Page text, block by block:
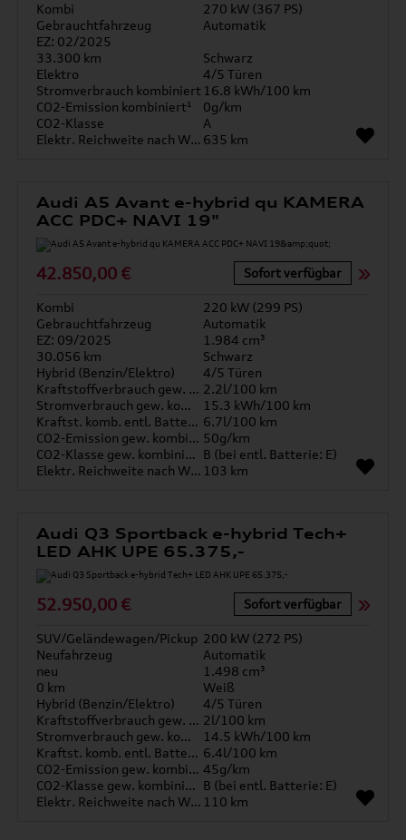
Kombi
270 kW (367 PS)
Gebrauchtfahrzeug
Automatik
EZ: 02/2025
33.300 km
Schwarz
Elektro
4/5 Türen
Stromverbrauch kombiniert 16.8 kWh/100 km
CO2-Emission kombiniert¹
0g/km
CO2-Klasse
A
Elektr. Reichweite nach WLTP* 635 km
Audi A5 Avant e-hybrid qu KAMERA
ACC PDC+ NAVI 19"
42.850,00 € Sofort verfügbar
Kombi
220 kW (299 PS)
Gebrauchtfahrzeug
Automatik
EZ: 09/2025
1.984 cm³
30.056 km
Schwarz
Hybrid (Benzin/Elektro)
4/5 Türen
Kraftstoffverbrauch gew. kombiniert 2.2l/100 km
Stromverbrauch gew. kombiniert
15.3 kWh/100 km
Kraftst. komb. entl. Batterie 6.7l/100 km
CO2-Emission gew. kombiniert 50g/km
CO2-Klasse gew. kombiniert B (bei entl. Batterie: E)
Elektr. Reichweite nach WLTP* 103 km
Audi Q3 Sportback e-hybrid Tech+
LED AHK UPE 65.375,-
52.950,00 € Sofort verfügbar
SUV/Geländewagen/Pickup 200 kW (272 PS)
Neufahrzeug
Automatik
neu
1.498 cm³
0 km
Weiß
Hybrid (Benzin/Elektro)
4/5 Türen
Kraftstoffverbrauch gew. kombiniert 2l/100 km
Stromverbrauch gew. kombiniert
14.5 kWh/100 km
Kraftst. komb. entl. Batterie 6.4l/100 km
CO2-Emission gew. kombiniert 45g/km
CO2-Klasse gew. kombiniert B (bei entl. Batterie: E)
Elektr. Reichweite nach WLTP* 110 km